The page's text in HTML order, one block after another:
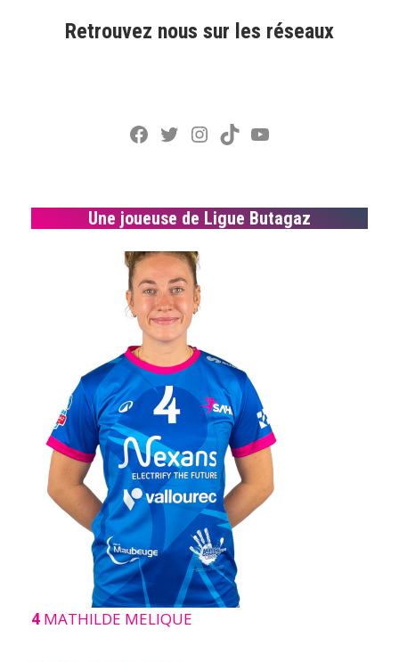
Retrouvez nous sur les réseaux
Facebook
Twitter
Instagram
TikTokYouTube
Une joueuse de Ligue Butagaz
4 MATHILDE MELIQUE